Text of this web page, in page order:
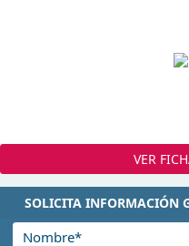
VER
SOLICITA INFORMACIÓN